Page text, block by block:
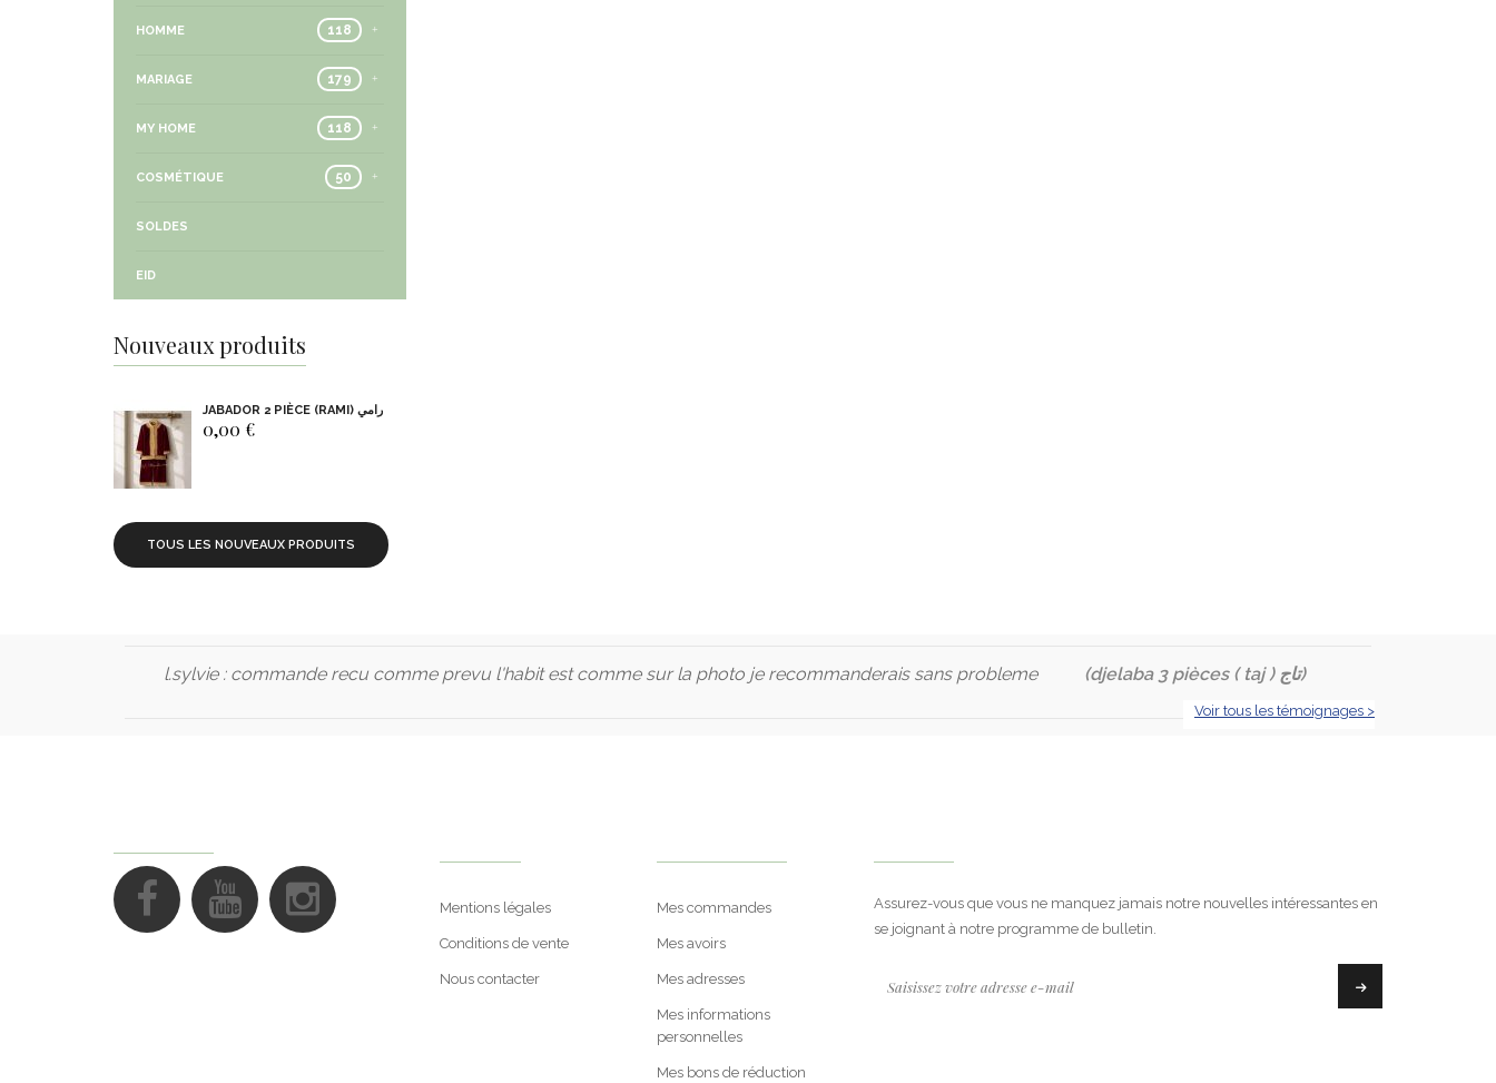
HOMME 118
MARIAGE 179
MY HOME 118
COSMÉTIQUE 50
SOLDES
EID
Nouveaux produits
JABADOR 2 PIÈCE (RAMI) رامي
0,00 €
TOUS LES NOUVEAUX PRODUITS
l.sylvie : commande recu comme prevu l'habit est comme sur la photo je recommanderais sans probleme (djelaba 3 pièces ( taj ) تاج)
Voir tous les témoignages >
Mentions légales
Conditions de vente
Nous contacter
Mes commandes
Mes avoirs
Mes adresses
Mes informations
personnelles
Mes bons de réduction
Assurez-vous que vous ne manquez jamais notre nouvelles intéressantes en
se joignant à notre programme de bulletin.